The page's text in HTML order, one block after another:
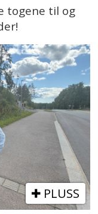
togene til og
PLUSS